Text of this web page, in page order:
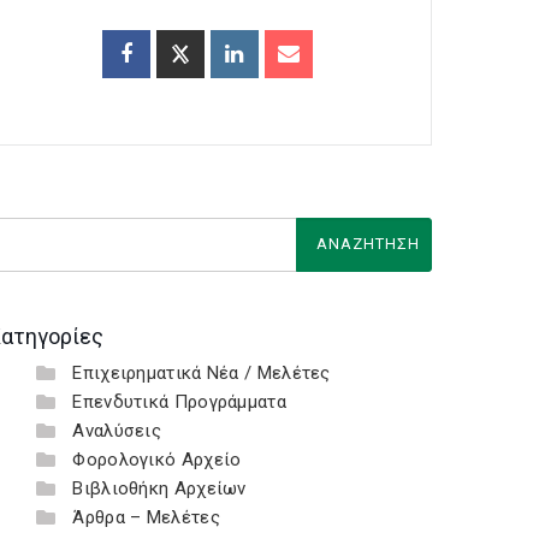
Επιχειρηματικά Νέα / Μελέτες
Επενδυτικά Προγράμματα
Αναλύσεις
Φορολογικό Αρχείο
Βιβλιοθήκη Αρχείων
Άρθρα – Μελέτες